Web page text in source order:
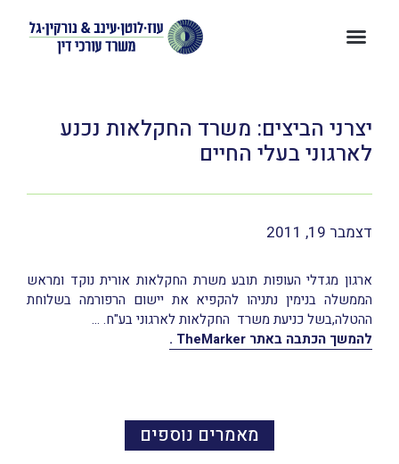
יצרני הביצים: משרד החקלאות נכנע
לארגוני בעלי החיים
דצמבר 19, 2011
ארגון מגדלי העופות תובע משרת החקלאות אורית נוקד ומראש
הממשלה בנימין נתניהו להקפיא את יישום הרפורמה בשלוחת
ההטלה,בשל כניעת משרד החקלאות לארגוני בע"ח. …
להמשך הכתבה באתר TheMarker
.
מאמרים נוספים